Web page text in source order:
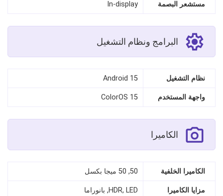
مستشعر البصمة In‑display
البرامج ونظام التشغيل
نظام التشغيل Android 15
واجهة المستخدم ColorOS 15
الكاميرا
الكاميرا الخلفية 50, 50 ميجا بكسل
مزايا الكاميرا
HDR, LED, بانوراما